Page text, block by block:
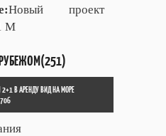
Новый проект
М
В АРЕНДУ ВИД НА МОРЕ